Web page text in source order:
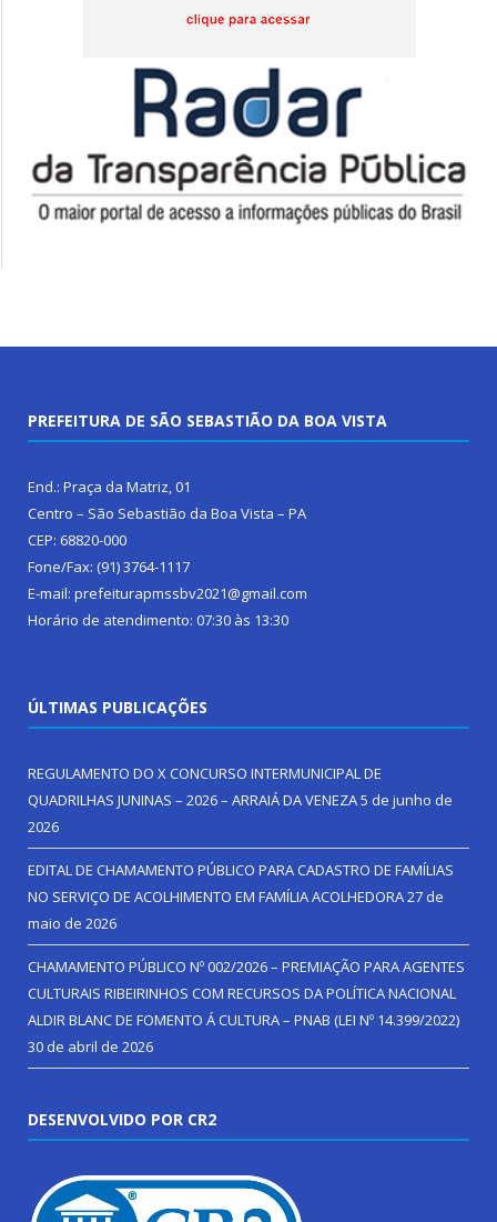
PREFEITURA DE SÃO SEBASTIÃO DA BOA VISTA
End.: Praça da Matriz, 01
Centro – São Sebastião da Boa Vista – PA
CEP: 68820-000
Fone/Fax: (91) 3764-1117
E-mail: prefeiturapmssbv2021@gmail.com
Horário de atendimento: 07:30 às 13:30
ÚLTIMAS PUBLICAÇÕES
REGULAMENTO DO X CONCURSO INTERMUNICIPAL DE
QUADRILHAS JUNINAS – 2026 – ARRAIÁ DA VENEZA5 de junho de
2026
EDITAL DE CHAMAMENTO PÚBLICO PARA CADASTRO DE FAMÍLIAS
NO SERVIÇO DE ACOLHIMENTO EM FAMÍLIA ACOLHEDORA27 de
maio de 2026
CHAMAMENTO PÚBLICO Nº 002/2026 – PREMIAÇÃO PARA AGENTES
CULTURAIS RIBEIRINHOS COM RECURSOS DA POLÍTICA NACIONAL
ALDIR BLANC DE FOMENTO Á CULTURA – PNAB (LEI Nº 14.399/2022)
30 de abril de 2026
DESENVOLVIDO POR CR2